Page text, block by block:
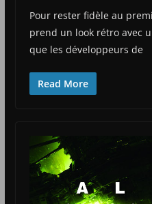
Pour rester fidèle au
prend un look rétro avec
que les développeurs de
Read More